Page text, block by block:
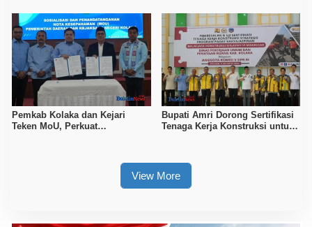
Pemkab Kolaka dan Kejari
Teken MoU, Perkuat
Bupati Amri Dorong Sertifikasi
Tenaga Kerja Konstruksi untuk
View More